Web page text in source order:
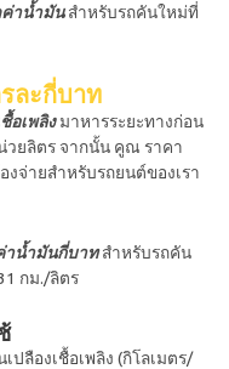
าน้ำมันสำหรับรถคันใหม่ที่
ละกี่บาท
อเพลิงมาหารระยะทางก่อน
วยลิตร จากนั้น คูณ ราคา
จ่ายสำหรับรถยนต์ของเรา
าน้ำมันกี่บาทสำหรับรถคัน
กม./ลิตร
เปลืองเชื้อเพลิง (กิโลเมตร/